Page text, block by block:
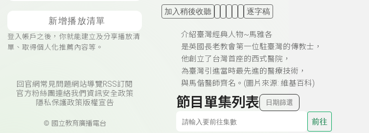
新增播放清單
登入帳戶之後，你就能建立及分享播放清
單、取得個人化推薦內容等。
回官網常見問題網站導覽RSS訂閱
官方粉絲團連絡我們 資訊安全政策
隱私保護政策版權宣告
© 國立教育廣播電台
加入稍後收聽 逐字稿
介紹臺灣經典人物~馬雅各
是英國長老教會第一位駐臺灣的傳教士，
他創立了台灣首座的西式醫院，
為臺灣引進當時最先進的醫療技術，
與馬偕醫師齊名。(圖片來源: 維基百科)
節目單集列表 日期篩選
前往